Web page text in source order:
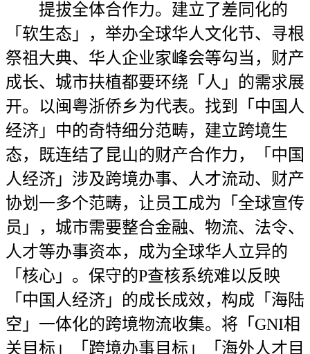
提拔全体合作力。建立了差同化的
「软生态」，举办全球华人文化节、寻根
祭祖大典、华人企业家峰会等勾当，财产
成长、城市扶植都要环绕「人」的需求展
开。以闽粤浙侨乡为代表。找到「中国人
经济」中的奇特细分范畴，建立跨境生
态，既连结了昆山的财产合作力，「中国
人经济」涉及跨境办事、人才流动、财产
协划一多个范畴，让员工成为「全球宣传
员」，城市需要整合金融、物流、法令、
人才等办事资本，成为全球华人立异的
「核心」。保守的P查核系统难以反映
「中国人经济」的成长成效，构成「海陆
空」一体化的跨境物流收集。将「GNI相
关目标」「跨境办事目标」「海外人才目